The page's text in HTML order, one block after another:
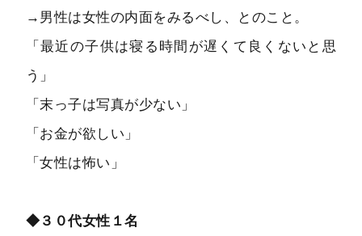
→男性は女性の内面をみるべし、とのこと。
「最近の子供は寝る時間が遅くて良くないと思
う」
「末っ子は写真が少ない」
「お金が欲しい」
「女性は怖い」
◆３０代女性１名